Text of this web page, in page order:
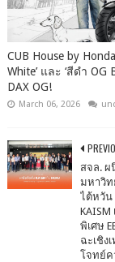
CUB House by
White’ และ ‘สีดำ
DAX OG!
March 06, 2026
สจล. ผ
มหาวิ
ไต้หวัน
พิเศษ
ฉะเชิง
โจทย์ค